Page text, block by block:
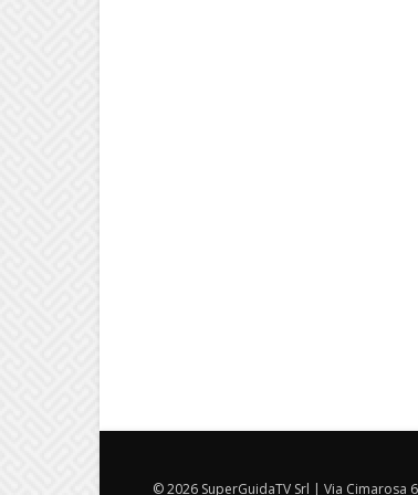
© 2026 SuperGuidaTV Srl | Via Cimarosa